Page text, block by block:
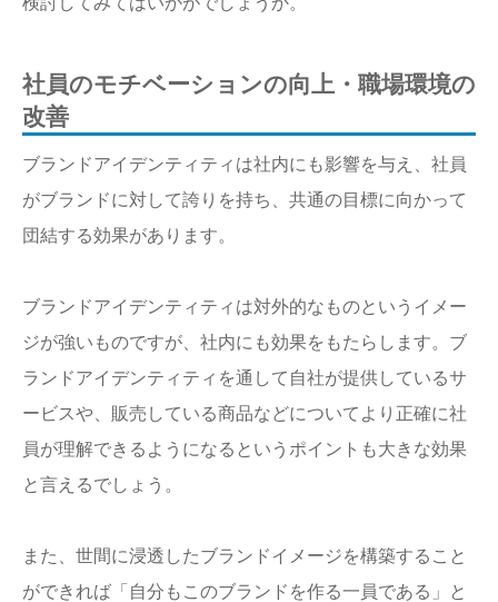
社員のモチベーションの向上・職場環境の
改善
ブランドアイデンティティは社内にも影響を与え、社員
がブランドに対して誇りを持ち、共通の目標に向かって
団結する効果があります。
ブランドアイデンティティは対外的なものというイメー
ジが強いものですが、社内にも効果をもたらします。ブ
ランドアイデンティティを通して自社が提供しているサ
ービスや、販売している商品などについてより正確に社
員が理解できるようになるというポイントも大きな効果
と言えるでしょう。
また、世間に浸透したブランドイメージを構築すること
ができれば「自分もこのブランドを作る一員である」と